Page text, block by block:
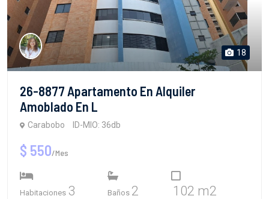
18
26-8877 Apartamento En Alquiler
Amoblado En L
Carabobo ID-MIO: 36db
$ 550/Mes
Habitaciones 3 Baños 2 102 m2